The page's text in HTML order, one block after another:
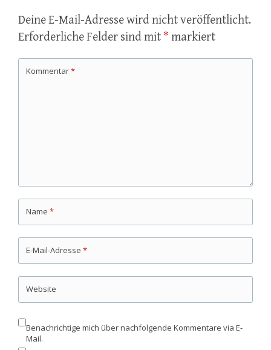
Deine E-Mail-Adresse wird nicht veröffentlicht.
Erforderliche Felder sind mit * markiert
Kommentar*
Name *
E-Mail-Adresse *
Website
Benachrichtige mich über nachfolgende Kommentare via E-
Mail.